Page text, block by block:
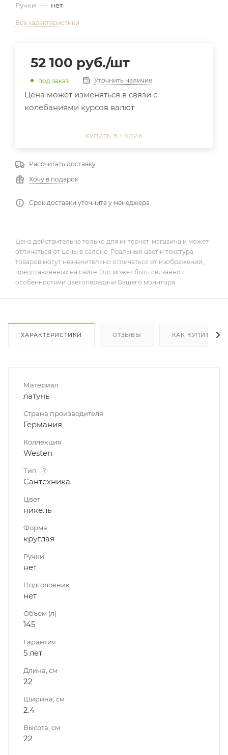
Ручки — нет
Все характеристики
52 100 руб./шт
под заказ Уточнить наличие
Цена может изменяться в связи с
колебаниями курсов валют
КУПИТЬ В 1 КЛИК
Рассчитать доставку
Хочу в подарок
Срок доставки уточните у менеджера
Цена действительна только для интернет-магазина и может
отличаться от цены в салоне. Реальный цвет и текстура
товаров могут незначительно отличаться от изображений,
представленных на сайте. Это может быть связанно с
особенностями цветопередачи Вашего монитора.
ХАРАКТЕРИСТИКИ ОТЗЫВЫ КАК КУПИТЬ
Материал
латунь
Страна производителя
Германия
Коллекция
Westen
Тип ?
Сантехника
Цвет
никель
Форма
круглая
Ручки
нет
Подголовник
нет
Объем (л)
145
Гарантия
5 лет
Длина, см
22
Ширина, см
2.4
Высота, см
22